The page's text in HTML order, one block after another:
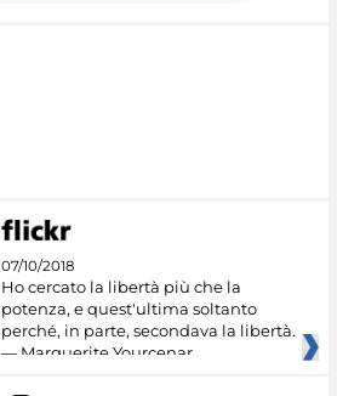
07/10/2018
Ho cercato la libertà più che la
potenza, e quest'ultima soltanto
perché, in parte, secondava la libertà.
— Marguerite Yourcenar